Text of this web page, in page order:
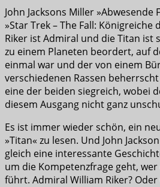
John Jacksons Miller »Abwesende
»Star Trek – The Fall: Königreiche
Riker ist Admiral und die Titan ist
zu einem Planeten beordert, auf
einmal war und der von einem
verschiedenen Rassen
eine der beiden siegreich, wobei
diesem Ausgang nicht ganz
Es ist immer wieder schön, ein
»Titan« zu lesen. Und John
gleich eine interessante
um die Kompetenzfrage geht,
führt. Admiral William Riker?